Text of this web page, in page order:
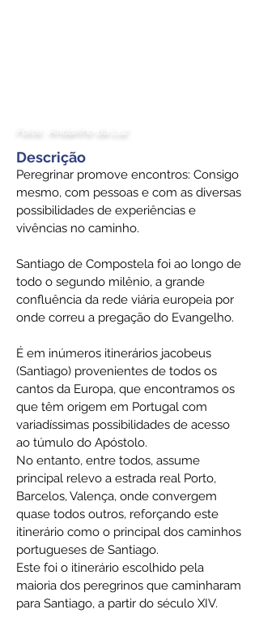
Fotos: Andarilho da Luz
Descrição
Peregrinar promove encontros: Consigo
mesmo, com pessoas e com as diversas
possibilidades de experiências e
vivências no caminho.
Santiago de Compostela foi ao longo de
todo o segundo milênio, a grande
confluência da rede viária europeia por
onde correu a pregação do Evangelho.
É em inúmeros itinerários jacobeus
(Santiago) provenientes de todos os
cantos da Europa, que encontramos os
que têm origem em Portugal com
variadíssimas possibilidades de acesso
ao túmulo do Apóstolo.
No entanto, entre todos, assume
principal relevo a estrada real Porto,
Barcelos, Valença, onde convergem
quase todos outros, reforçando este
itinerário como o principal dos caminhos
portugueses de Santiago.
Este foi o itinerário escolhido pela
maioria dos peregrinos que caminharam
para Santiago, a partir do século XIV.